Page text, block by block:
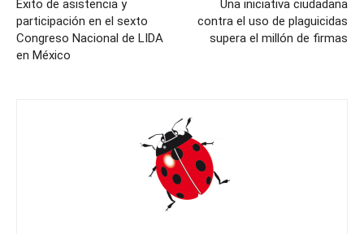
Éxito de asistencia y
participación en el sexto
Congreso Nacional de LIDA
en México
Una iniciativa ciudadana
contra el uso de plaguicidas
supera el millón de firmas